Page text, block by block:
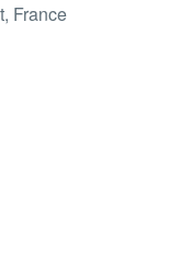
France